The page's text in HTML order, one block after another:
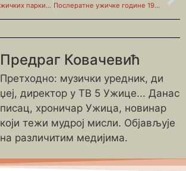
Један од првих ужичких паркинга за псе Послератне ужичке године 1945-1965. (први део)
Предраг Ковачевић
Претходно: музички уредник, ди
џеј, директор у ТВ 5 Ужице... Данас
писац, хроничар Ужица, новинар
који тежи мудрој мисли. Објављује
на различитим медијима.